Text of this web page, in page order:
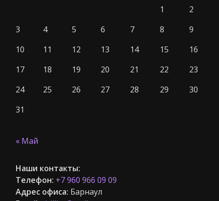
1
2
3
4 5 6 7 8
9
10
11 12 13 14 15
16
17
18 19 20 21 22
23
24
25 26 27 28 29
30
31
« Май
Наши контакты:
Телефон: +7 960 966 09 09
Адрес офиса: Барнаул